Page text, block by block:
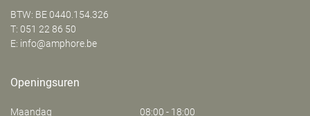
BTW: BE 0440.154.326
T: 051 22 86 50
E: info@amphore.be
Openingsuren
Maandag
08:00 - 18:00